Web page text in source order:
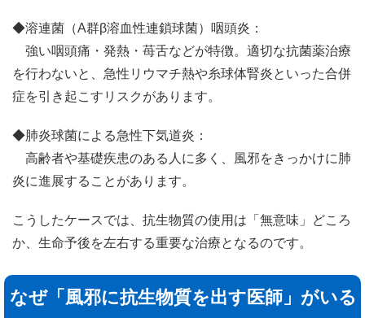
◆溶連菌（A群β溶血性連鎖球菌）咽頭炎：
強い咽頭痛・発熱・苺舌などが特徴。適切な抗菌薬治療
を行わないと、急性リウマチ熱や糸球体腎炎といった合併
症を引き起こすリスクがあります。
◆肺炎球菌による急性下気道炎：
高齢者や基礎疾患のある人に多く、風邪をきっかけに肺
炎に進展することがあります。
こうしたケースでは、抗生物質の使用は「無意味」どころ
か、生命予後を左右する重要な治療となるのです。
なぜ「風邪に抗生物質を出す医師」がいる